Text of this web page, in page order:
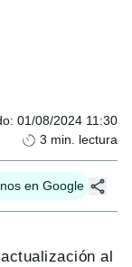
: 01/08/2024 11:30
3 min. lectura
en Google
al